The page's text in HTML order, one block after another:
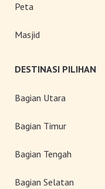
Peta
Masjid
DESTINASI PILIHAN
Bagian Utara
Bagian Timur
Bagian Tengah
Bagian Selatan